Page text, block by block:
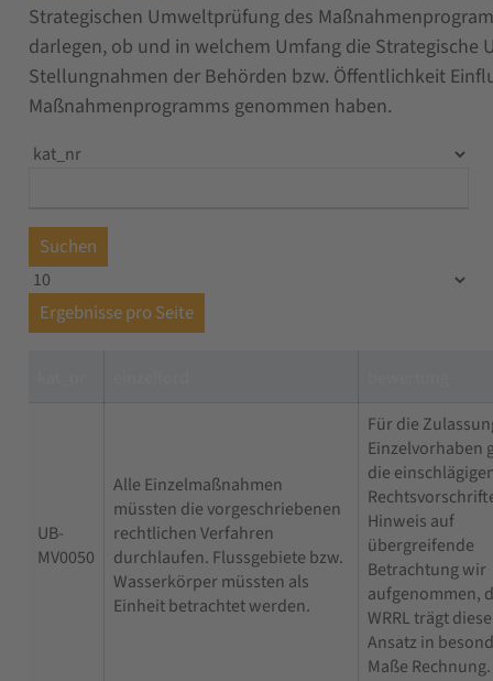
Strategischen Umweltprüfung des
darlegen, ob und in welchem Umfang die Strategische
Stellungnahmen der Behörden bzw. Öffentlichkeit
Maßnahmenprogramms genommen haben.
Suchen
Ergebnisse pro Seite
UB-
MV0050
Alle Einzelmaßnahmen
müssten die vorgeschriebenen
rechtlichen Verfahren
durchlaufen. Flussgebiete bzw.
Wasserkörper müssten als
Einheit betrachtet werden.
Für die
Einzelvorhaben
die
Hinweis auf
übergreifende
Betrachtung wir
aufgenommen,
WRRL trägt
Ansatz in
Maße Rechnung.